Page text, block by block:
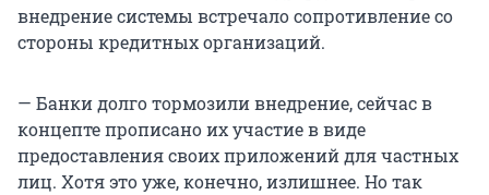
внедрение системы встречало сопротивление со
стороны кредитных организаций.
— Банки долго тормозили внедрение, сейчас в
концепте прописано их участие в виде
предоставления своих приложений для частных
лиц. Хотя это уже, конечно, излишнее. Но так